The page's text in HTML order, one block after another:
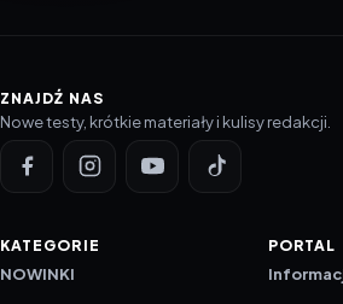
ZNAJDŹ NAS
Nowe testy, krótkie materiały i kulisy redakcji.
KATEGORIE
NOWINKI
PORTAL